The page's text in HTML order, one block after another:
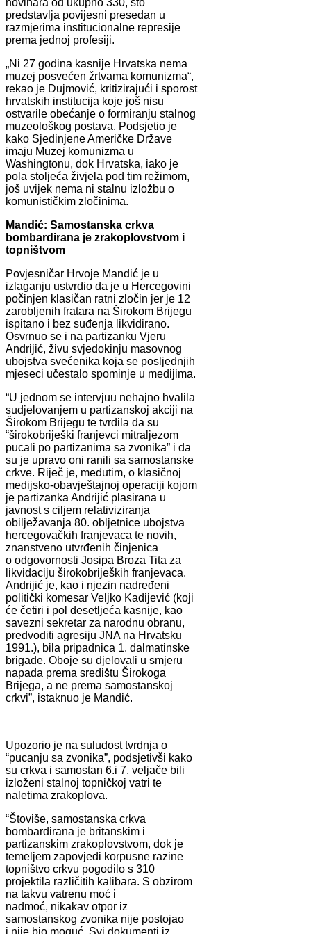
predstavlja povijesni presedan u
razmjerima institucionalne represije
prema jednoj profesiji.
„Ni 27 godina kasnije Hrvatska nema
muzej posvećen žrtvama komunizma“,
rekao je Dujmović, kritizirajući i sporost
hrvatskih institucija koje još nisu
ostvarile obećanje o formiranju stalnog
muzeološkog postava. Podsjetio je
kako Sjedinjene Američke Države
imaju Muzej komunizma u
Washingtonu, dok Hrvatska, iako je
pola stoljeća živjela pod tim režimom,
još uvijek nema ni stalnu izložbu o
komunističkim zločinima.
Mandić: Samostanska crkva
bombardirana je zrakoplovstvom i
topništvom
Povjesničar Hrvoje Mandić je u
izlaganju ustvrdio da je u Hercegovini
počinjen klasičan ratni zločin jer je 12
zarobljenih fratara na Širokom Brijegu
ispitano i bez suđenja likvidirano.
Osvrnuo se i na partizanku Vjeru
Andrijić, živu svjedokinju masovnog
ubojstva svećenika koja se posljednjih
mjeseci učestalo spominje u medijima.
“U jednom se intervjuu nehajno hvalila
sudjelovanjem u partizanskoj akciji na
Širokom Brijegu te tvrdila da su
“širokobriješki franjevci mitraljezom
pucali po partizanima sa zvonika” i da
su je upravo oni ranili sa samostanske
crkve. Riječ je, međutim, o klasičnoj
medijsko-obavještajnoj operaciji kojom
je partizanka Andrijić plasirana u
javnost s ciljem relativiziranja
obilježavanja 80. obljetnice ubojstva
hercegovačkih franjevaca te novih,
znanstveno utvrđenih činjenica
o odgovornosti Josipa Broza Tita za
likvidaciju širokobrijeških franjevaca.
Andrijić je, kao i njezin nadređeni
politički komesar Veljko Kadijević (koji
će četiri i pol desetljeća kasnije, kao
savezni sekretar za narodnu obranu,
predvoditi agresiju JNA na Hrvatsku
1991.), bila pripadnica 1. dalmatinske
brigade. Oboje su djelovali u smjeru
napada prema središtu Širokoga
Brijega, a ne prema samostanskoj
crkvi”, istaknuo je Mandić.
Upozorio je na suludost tvrdnja o
“pucanju sa zvonika”, podsjetivši kako
su crkva i samostan 6.i 7. veljače bili
izloženi stalnoj topničkoj vatri te
naletima zrakoplova.
“Štoviše, samostanska crkva
bombardirana je britanskim i
partizanskim zrakoplovstvom, dok je
temeljem zapovjedi korpusne razine
topništvo crkvu pogodilo s 310
projektila različitih kalibara. S obzirom
na takvu vatrenu moć i
nadmoć, nikakav otpor iz
samostanskog zvonika nije postojao
i nije bio moguć. Svi dokumenti iz